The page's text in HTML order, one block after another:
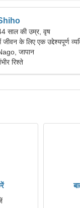
साल की उम्र, वृष
जीवन के लिए एक उद्देश्यपूर्ण
जापान
रिश्ते